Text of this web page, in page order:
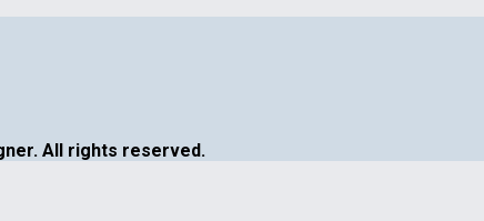
All rights reserved.